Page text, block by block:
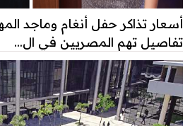
أسعار تذاكر حفل أنغام وماجد
تفاصيل تهم المصريين في ال...